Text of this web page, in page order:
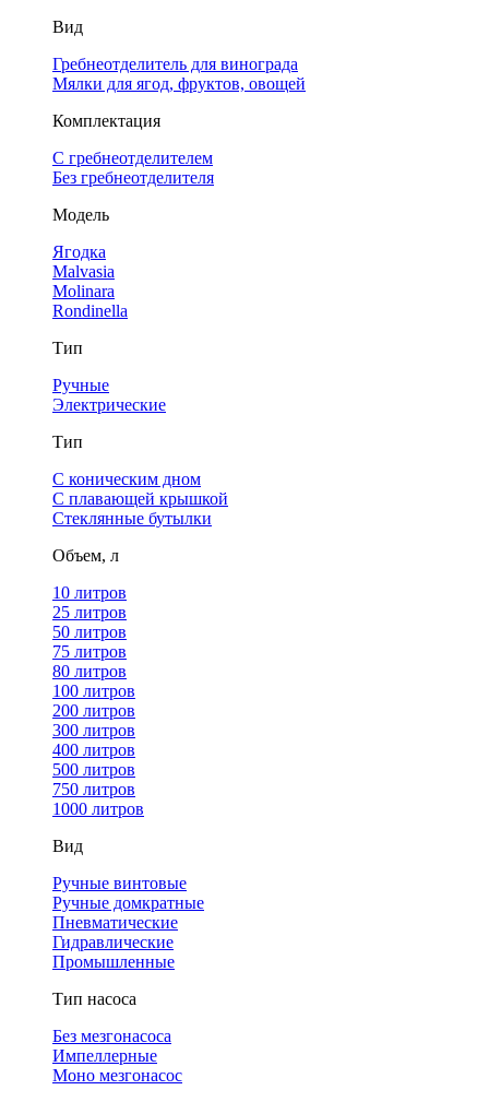
Вид
Гребнеотделитель для винограда
Мялки для ягод, фруктов, овощей
Комплектация
С гребнеотделителем
Без гребнеотделителя
Модель
Ягодка
Malvasia
Molinara
Rondinella
Тип
Ручные
Электрические
Тип
С коническим дном
С плавающей крышкой
Стеклянные бутылки
Объем, л
10 литров
25 литров
50 литров
75 литров
80 литров
100 литров
200 литров
300 литров
400 литров
500 литров
750 литров
1000 литров
Вид
Ручные винтовые
Ручные домкратные
Пневматические
Гидравлические
Промышленные
Тип насоса
Без мезгонасоса
Импеллерные
Моно мезгонасос